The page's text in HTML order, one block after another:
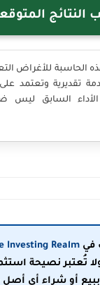
النتائج
الحاسبة للأغراض
تقديرية وتعتمد
الأداء السابق ليس
في Investing Realm
تُعتبر نصيحة
أو شراء أي أصل